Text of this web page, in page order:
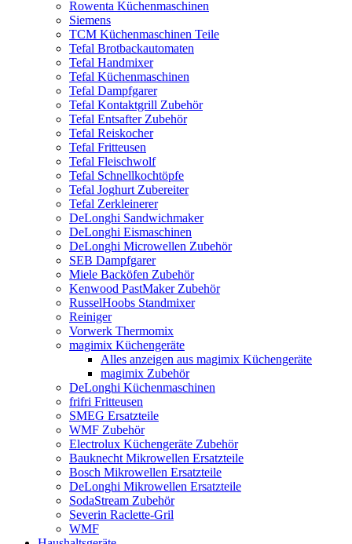
Rowenta Küchenmaschinen
Siemens
TCM Küchenmaschinen Teile
Tefal Brotbackautomaten
Tefal Handmixer
Tefal Küchenmaschinen
Tefal Dampfgarer
Tefal Kontaktgrill Zubehör
Tefal Entsafter Zubehör
Tefal Reiskocher
Tefal Fritteusen
Tefal Fleischwolf
Tefal Schnellkochtöpfe
Tefal Joghurt Zubereiter
Tefal Zerkleinerer
DeLonghi Sandwichmaker
DeLonghi Eismaschinen
DeLonghi Microwellen Zubehör
SEB Dampfgarer
Miele Backöfen Zubehör
Kenwood PastMaker Zubehör
RusselHoobs Standmixer
Reiniger
Vorwerk Thermomix
magimix Küchengeräte
Alles anzeigen aus magimix Küchengeräte
magimix Zubehör
DeLonghi Küchenmaschinen
frifri Fritteusen
SMEG Ersatzteile
WMF Zubehör
Electrolux Küchengeräte Zubehör
Bauknecht Mikrowellen Ersatzteile
Bosch Mikrowellen Ersatzteile
DeLonghi Mikrowellen Ersatzteile
SodaStream Zubehör
Severin Raclette-Gril
WMF